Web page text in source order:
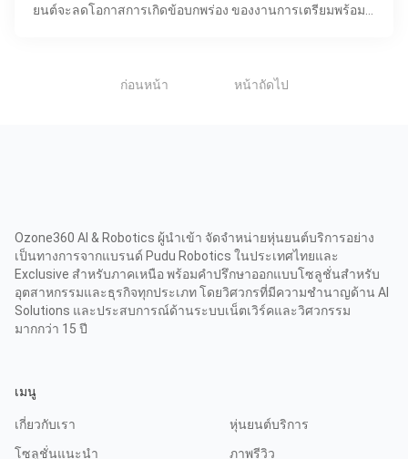
ยนต์จะลดโอกาสการเกิดข้อบกพร่อง ของงานการเตรียมพร้อม
ก่อนหน้า หน้าถัดไป
Ozone360 AI & Robotics ผู้นำเข้า จัดจำหน่ายหุ่นยนต์บริการอย่าง
เป็นทางการจากแบรนด์ Pudu Robotics ในประเทศไทยและ
Exclusive สำหรับภาคเหนือ พร้อมคำปรึกษาออกแบบโซลูชั่นสำหรับ
อุตสาหกรรมและธุรกิจทุกประเภท โดยวิศวกรที่มีความชำนาญด้าน AI
Solutions และประสบการณ์ด้านระบบเน็ตเวิร์คและวิศวกรรม
มากกว่า 15 ปี
เมนู
เกี่ยวกับเรา
หุ่นยนต์บริการ
โซลูชั่นแนะนำ
ภาพรีวิว